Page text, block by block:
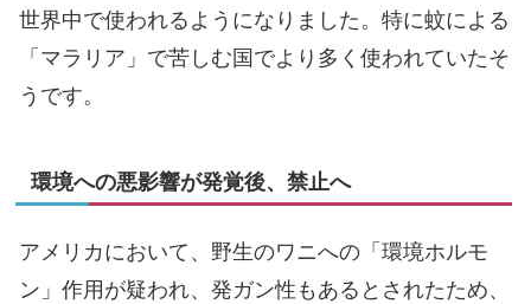
世界中で使われるようになりました。特に蚊による
「マラリア」で苦しむ国でより多く使われていたそ
うです。
環境への悪影響が発覚後、禁止へ
アメリカにおいて、野生のワニへの「環境ホルモ
ン」作用が疑われ、発ガン性もあるとされたため、